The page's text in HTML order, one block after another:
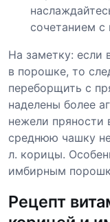
сочетанием с
На заметку: если
в порошке, то
переборщить с
наделены более
нежели пряности
среднюю чашку
л. корицы.
имбирным
Рецепт